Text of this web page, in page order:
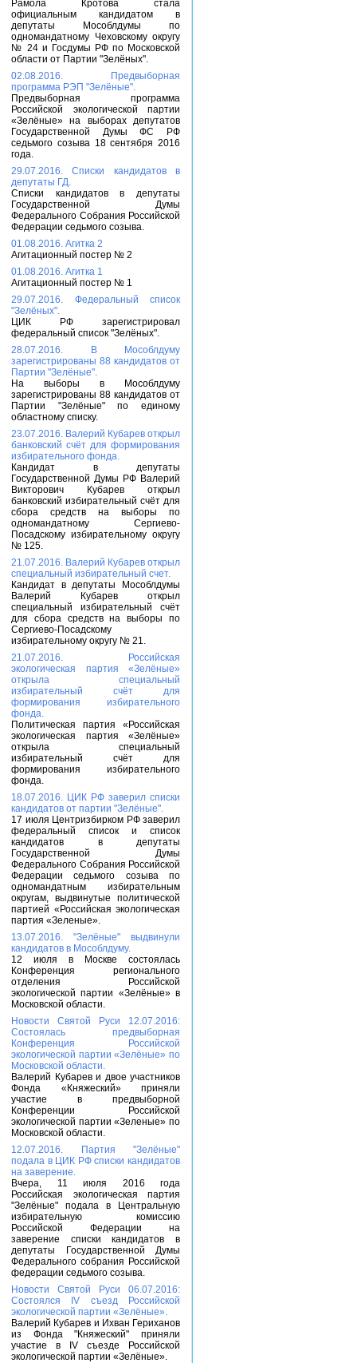
Рамола Кротова стала
официальным кандидатом в
депутаты Мособлдумы по
одномандатному Чеховскому округу
№ 24 и Госдумы РФ по Московской
области от Партии "Зелёных".
02.08.2016. Предвыборная
программа РЭП "Зелёные".
Предвыборная программа
Российской экологической партии
«Зелёные» на выборах депутатов
Государственной Думы ФС РФ
седьмого созыва 18 сентября 2016
года.
29.07.2016. Списки кандидатов в
депутаты ГД.
Списки кандидатов в депутаты
Государственной Думы
Федерального Собрания Российской
Федерации седьмого созыва.
01.08.2016. Агитка 2
Агитационный постер № 2
01.08.2016. Агитка 1
Агитационный постер № 1
29.07.2016. Федеральный список
"Зелёных".
ЦИК РФ зарегистрировал
федеральный список "Зелёных".
28.07.2016. В Мособлдуму
зарегистрированы 88 кандидатов от
Партии "Зелёные".
На выборы в Мособлдуму
зарегистрированы 88 кандидатов от
Партии "Зелёные" по единому
областному списку.
23.07.2016. Валерий Кубарев открыл
банковский счёт для формирования
избирательного фонда.
Кандидат в депутаты
Государственной Думы РФ Валерий
Викторович Кубарев открыл
банковский избирательный счёт для
сбора средств на выборы по
одномандатному Сергиево-
Посадскому избирательному округу
№ 125.
21.07.2016. Валерий Кубарев открыл
специальный избирательный счет.
Кандидат в депутаты Мособлдумы
Валерий Кубарев открыл
специальный избирательный счёт
для сбора средств на выборы по
Сергиево-Посадскому
избирательному округу № 21.
21.07.2016. Российская
экологическая партия «Зелёные»
открыла специальный
избирательный счёт для
формирования избирательного
фонда.
Политическая партия «Российская
экологическая партия «Зелёные»
открыла специальный
избирательный счёт для
формирования избирательного
фонда.
18.07.2016. ЦИК РФ заверил списки
кандидатов от партии "Зелёные".
17 июля Центризбирком РФ заверил
федеральный список и список
кандидатов в депутаты
Государственной Думы
Федерального Собрания Российской
Федерации седьмого созыва по
одномандатным избирательным
округам, выдвинутые политической
партией «Российская экологическая
партия «Зеленые».
13.07.2016. "Зелёные" выдвинули
кандидатов в Мособлдуму.
12 июля в Москве состоялась
Конференция регионального
отделения Российской
экологической партии «Зелёные» в
Московской области.
Новости Святой Руси 12.07.2016:
Состоялась предвыборная
Конференция Российской
экологической партии «Зелёные» по
Московской области.
Валерий Кубарев и двое участников
Фонда «Княжеский» приняли
участие в предвыборной
Конференции Российской
экологической партии «Зеленые» по
Московской области.
12.07.2016. Партия "Зелёные"
подала в ЦИК РФ списки кандидатов
на заверение.
Вчера, 11 июля 2016 года
Российская экологическая партия
"Зелёные" подала в Центральную
избирательную комиссию
Российской Федерации на
заверение списки кандидатов в
депутаты Государственной Думы
Федерального собрания Российской
федерации седьмого созыва.
Новости Святой Руси 06.07.2016:
Состоялся IV съезд Российской
экологической партии «Зелёные».
Валерий Кубарев и Ихван Гериханов
из Фонда "Княжеский" приняли
участие в IV съезде Российской
экологической партии «Зелёные».